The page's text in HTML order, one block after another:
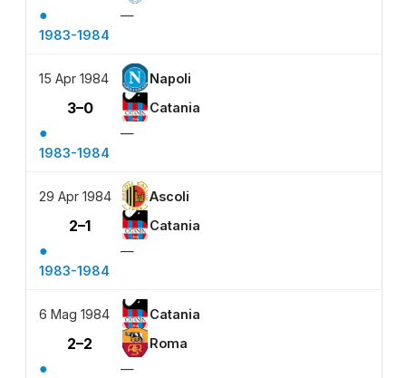
●
—
1983-1984
15 Apr 1984 Napoli
3–0 Catania
●
—
1983-1984
29 Apr 1984 Ascoli
2–1 Catania
●
—
1983-1984
6 Mag 1984 Catania
2–2 Roma
●
—